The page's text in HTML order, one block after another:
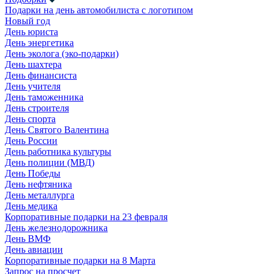
Подарки на день автомобилиста с логотипом
Новый год
День юриста
День энергетика
День эколога (эко-подарки)
День шахтера
День финансиста
День учителя
День таможенника
День строителя
День спорта
День Святого Валентина
День России
День работника культуры
День полиции (МВД)
День Победы
День нефтяника
День металлурга
День медика
Корпоративные подарки на 23 февраля
День железнодорожника
День ВМФ
День авиации
Корпоративные подарки на 8 Марта
Запрос на просчет